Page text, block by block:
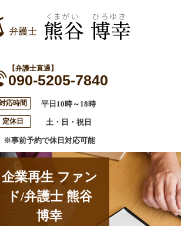
【弁護士直通】
090-5205-7840
応時間 平日10時～18時
定休日 土・日・祝日
※事前予約で休日対応可能
企業再生 ファン
ド/弁護士 熊谷
博幸